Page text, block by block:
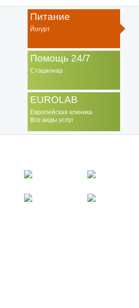
Питание
Йогурт
Помощь 24/7
Стационар
EUROLAB
Европейская клиника
Все виды услуг